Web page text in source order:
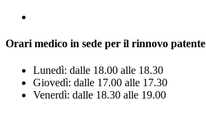
Orari medico in sede per il rinnovo patente
Lunedì: dalle 18.00 alle 18.30
Giovedì: dalle 17.00 alle 17.30
Venerdì: dalle 18.30 alle 19.00